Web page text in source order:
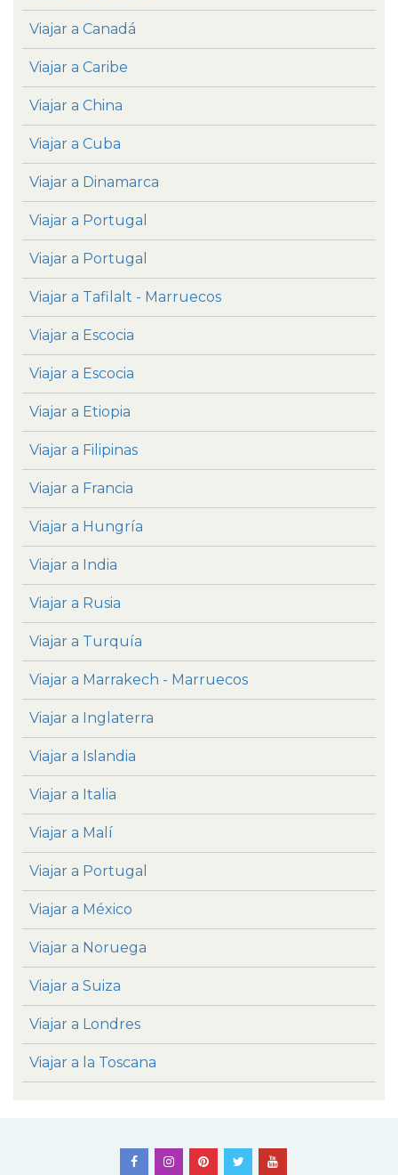
Viajar a Canadá
Viajar a Caribe
Viajar a China
Viajar a Cuba
Viajar a Dinamarca
Viajar a Portugal
Viajar a Portugal
Viajar a Tafilalt - Marruecos
Viajar a Escocia
Viajar a Escocia
Viajar a Etiopia
Viajar a Filipinas
Viajar a Francia
Viajar a Hungría
Viajar a India
Viajar a Rusia
Viajar a Turquía
Viajar a Marrakech - Marruecos
Viajar a Inglaterra
Viajar a Islandia
Viajar a Italia
Viajar a Malí
Viajar a Portugal
Viajar a México
Viajar a Noruega
Viajar a Suiza
Viajar a Londres
Viajar a la Toscana